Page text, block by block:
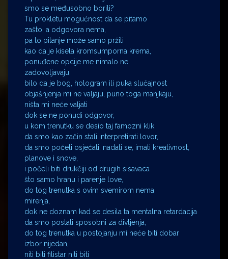
smo se međusobno borili?
Tu prokletu mogućnost da se pitamo
zašto, a odgovora nema,
pa to pitanje može samo pržiti
kao da je kisela kromsumporna krema,
ponuđene opcije me nimalo ne
zadovoljavaju,
bilo da je bog, hologram ili puka slučajnost
objašnjenja mi ne valjaju, puno toga manjkaju,
ništa mi neće valjati
dok se ne ponudi odgovor,
u kom trenutku se desio taj famozni klik
da smo kao začin stali interpretirati lovor,
da smo počeli osjećati, nadati se, imati kreativnost,
planove i snove,
i počeli biti drukčiji od drugih sisavaca
što samo hranu i parenje love,
do tog trenutka s ovim svemirom nema
mirenja,
dok ne doznam kad se desila ta mentalna retardacija
da smo postali sposobni za divljenja,
do tog trenutka u postojanju mi neće biti dobar
izbor nijedan,
niti biti filistar niti biti